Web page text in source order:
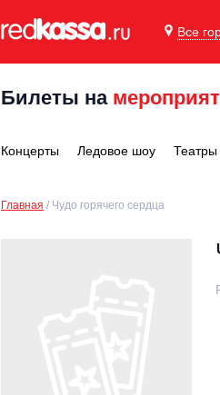
Все
Билеты на
Концерты Ледовое шоу Театры
Главная Чудо горячего сердца